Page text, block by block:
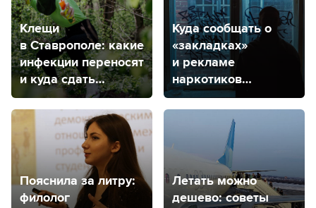
Клещи
в Ставрополе: какие
инфекции переносят
и куда сдать
насекомое
на анализ?
Куда сообщать о
«закладках»
и рекламе
наркотиков
на стенах
в Ставрополе?
Пояснила за литру:
филолог
Летать можно
дешево: советы